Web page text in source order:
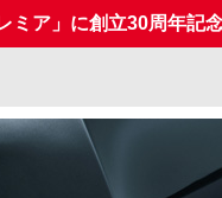
ミア」に創立30周年記